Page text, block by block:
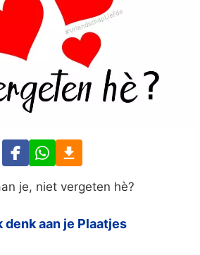
je, niet vergeten hè?
denk aan je Plaatjes